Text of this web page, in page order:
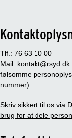
Tlf.: 76 63 10 00
Mail: kontakt@rsyd.dk
følsomme
nummer)
Skriv sikkert til os via
brug for at dele